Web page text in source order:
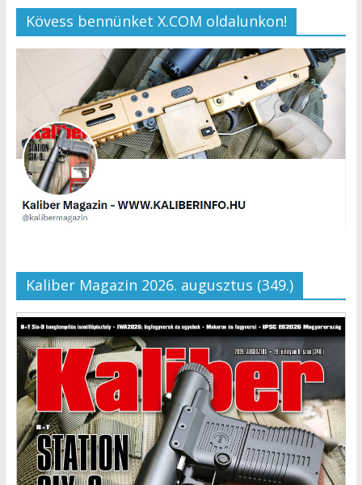
Kövess bennünket X.COM oldalunkon!
Kaliber Magazin 2026. augusztus (349.)